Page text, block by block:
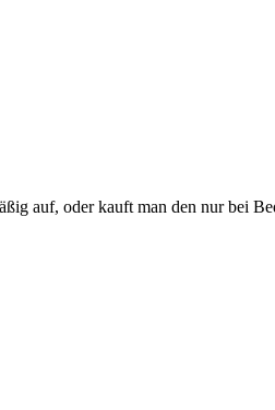
auf, oder kauft man den nur bei